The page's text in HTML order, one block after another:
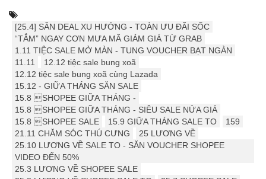
[25.4] ️️SĂN DEAL XU HƯỚNG - TOÀN ƯU ĐÃI SỐC
“TẮM” NGAY CƠN MƯA MÃ GIẢM GIÁ TỪ GRAB
1.11 TIỆC SALE MỞ MÀN - TUNG VOUCHER BẠT NGÀN
11.11
12.12 tiệc sale bung xoã
12.12 tiệc sale bung xoã cùng Lazada
15.12 - GIỮA THÁNG SĂN SALE
15.8 SHOPEE GIỮA THÁNG -
15.8 SHOPEE GIỮA THÁNG - SIÊU SALE NỬA GIÁ
15.8 SHOPEE SALE
15.9 ️GIỮA THÁNG SALE TO
159
21.11 CHĂM SÓC THÚ CƯNG
25 LƯƠNG VỀ
25.10 LƯƠNG VỀ SALE TO - SĂN VOUCHER SHOPEE
VIDEO ĐẾN 50%
25.3 LƯƠNG VỀ SHOPEE SALE